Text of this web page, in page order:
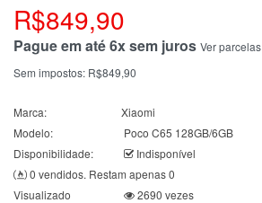
R$849,90
Pague em até 6x sem juros Ver parcelas
Sem impostos: R$849,90
Marca:
Xiaomi
Modelo:
Poco C65 128GB/6GB
Disponibilidade:
Indisponível
0 vendidos. Restam apenas 0
Visualizado
2690 vezes